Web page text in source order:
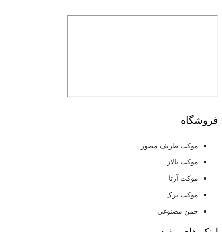
فروشگاه
موکت ظریف مصور
موکت پالاز
موکت آرتا
موکت ترک
چمن مصنوعی